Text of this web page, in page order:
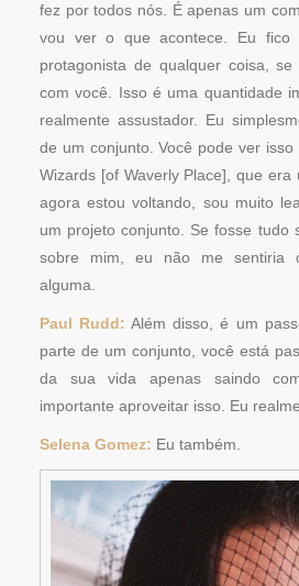
fez por todos nós. É apenas um
vou ver o que acontece. Eu fico
protagonista de qualquer coisa,
com você. Isso é uma quantidade
realmente assustador. Eu
de um conjunto. Você pode ver
Wizards [of Waverly Place], que era
agora estou voltando, sou muito
um projeto conjunto. Se fosse tudo
sobre mim, eu não me sentiria
alguma.
Paul Rudd: Além disso, é um
parte de um conjunto, você está
da sua vida apenas saindo
importante aproveitar isso. Eu
Selena Gomez: Eu também.